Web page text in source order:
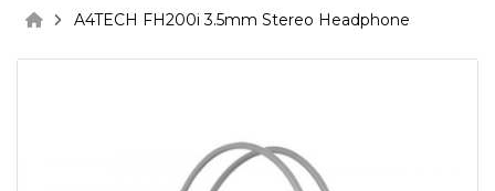
A4TECH FH200i 3.5mm Stereo Headphone